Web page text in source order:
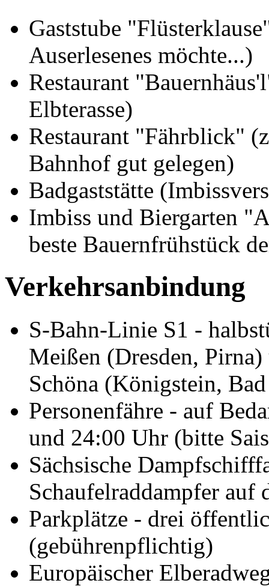
Gaststube
Auserlesenes möchte...)
Restaurant
Elbterasse)
Restaurant "Fährblick"
Bahnhof gut gelegen)
Badgaststätte
Imbiss und Biergarten
beste Bauernfrühstück
Verkehrsanbindung
S-Bahn-Linie S1 -
Meißen (Dresden,
Schöna (Königstein,
Personenfähre - auf
und 24:00 Uhr (bitte
Sächsische
Schaufelraddampfer auf
Parkplätze - drei
(gebührenpflichtig)
Europäischer